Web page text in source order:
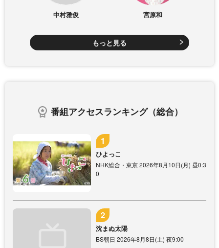
中村雅俊 宮原和
もっと見る
番組アクセスランキング（総合）
ひよっこ
NHK総合・東京 2026年8月10日(月) 昼0:3
0
沈まぬ太陽
BS朝日 2026年8月8日(土) 夜9:00